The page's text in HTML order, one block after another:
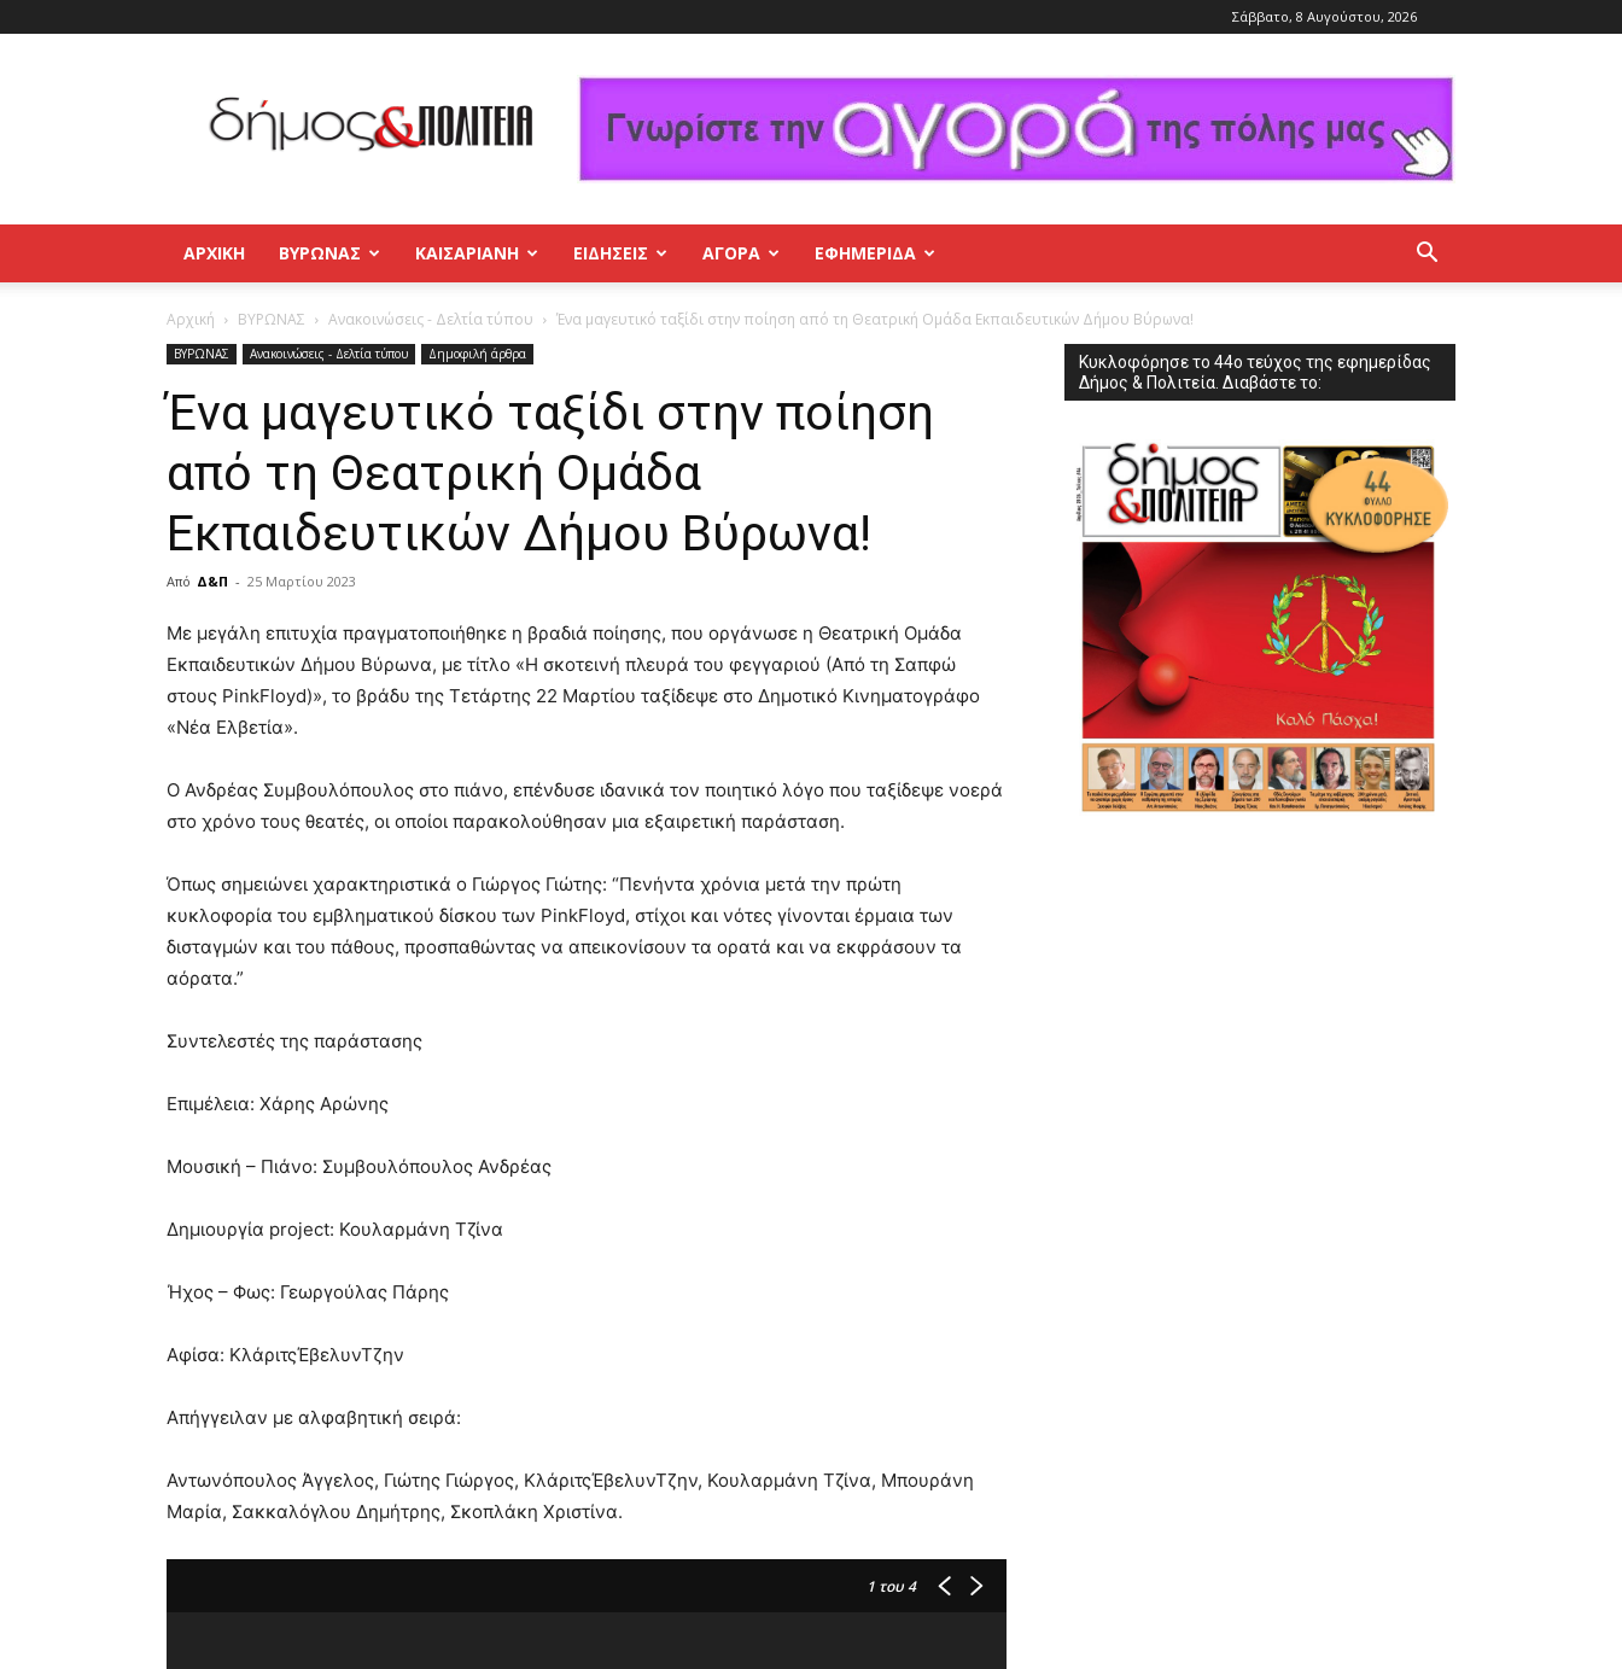
Σάββατο, 8 Αυγούστου, 2026
και
Πολιτεία
Βύρωνας
–
Παγκράτι
ΑΡΧΙΚΉ ΒΥΡΩΝΑΣ ΚΑΙΣΑΡΙΑΝΗ ΕΙΔΗΣΕΙΣ ΑΓΟΡΑ ΕΦΗΜΕΡΊΔΑ
Αρχική ΒΥΡΩΝΑΣ Ανακοινώσεις - Δελτία τύπου Ένα μαγευτικό ταξίδι στην ποίηση από τη Θεατρική Ομάδα Εκπαιδευτικών Δήμου Βύρωνα!
ΒΥΡΩΝΑΣ Ανακοινώσεις - Δελτία τύπου Δημοφιλή άρθρα
Ένα μαγευτικό ταξίδι στην ποίηση
από τη Θεατρική Ομάδα
Εκπαιδευτικών Δήμου Βύρωνα!
Από Δ&Π - 25 Μαρτίου 2023
blonde
lesbians
very
hot
cam
brandi
lyons
you
meaning
of
pain.
hd
Με μεγάλη επιτυχία πραγματοποιήθηκε η βραδιά ποίησης, που οργάνωσε η Θεατρική Ομάδα
Εκπαιδευτικών Δήμου Βύρωνα, με τίτλο «Η σκοτεινή πλευρά του φεγγαριού (Από τη Σαπφώ
στους PinkFloyd)», το βράδυ της Τετάρτης 22 Μαρτίου ταξίδεψε στο Δημοτικό Κινηματογράφο
«Νέα Ελβετία».
Ο Ανδρέας Συμβουλόπουλος στο πιάνο, επένδυσε ιδανικά τον ποιητικό λόγο που ταξίδεψε νοερά
στο χρόνο τους θεατές, οι οποίοι παρακολούθησαν μια εξαιρετική παράσταση.
Όπως σημειώνει χαρακτηριστικά ο Γιώργος Γιώτης: “Πενήντα χρόνια μετά την πρώτη
κυκλοφορία του εμβληματικού δίσκου των PinkFloyd, στίχοι και νότες γίνονται έρμαια των
δισταγμών και του πάθους, προσπαθώντας να απεικονίσουν τα ορατά και να εκφράσουν τα
αόρατα.”
Συντελεστές της παράστασης
Επιμέλεια: Χάρης Αρώνης
Μουσική – Πιάνο: Συμβουλόπουλος Ανδρέας
Δημιουργία project: Κουλαρμάνη Τζίνα
Ήχος – Φως: Γεωργούλας Πάρης
Αφίσα: ΚλάριτςΈβελυνΤζην
Απήγγειλαν με αλφαβητική σειρά:
Αντωνόπουλος Άγγελος, Γιώτης Γιώργος, ΚλάριτςΈβελυνΤζην, Κουλαρμάνη Τζίνα, Μπουράνη
Μαρία, Σακκαλόγλου Δημήτρης, Σκοπλάκη Χριστίνα.
1 του 4
Κυκλοφόρησε το 44ο τεύχος της εφημερίδας
Δήμος & Πολιτεία. Διαβάστε το: